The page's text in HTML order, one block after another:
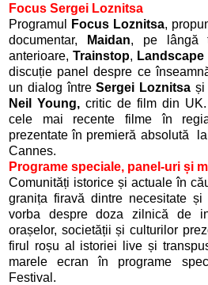
Focus Sergei Loznitsa
Programul
Focus Loznitsa,
documentar,
Maidan, pe lângă
anterioare,Trainstop, Landscape
discuție panel despre ce
un dialog întreSergei Loznitsa și
Neil Young, critic de film din
cele mai recente filme în
prezentate în premieră absolută
Cannes.
Programe speciale, panel-uri și
Comunități istorice și actuale în
granița firavă dintre necesitate
vorba despre doza zilnică de
orașelor, societății și culturilor
firul roșu al istoriei live și
marele ecran în programe
Festival.